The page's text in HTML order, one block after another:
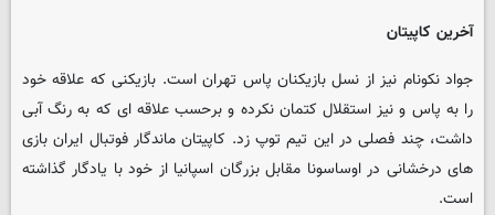
آخرین کاپیتان
جواد نکونام نیز از نسل بازیکنان پاس تهران است. بازیکنی که علاقه خود
را به پاس و نیز استقلال کتمان نکرده و برحسب علاقه ای که به رنگ آبی
داشت، چند فصلی در این تیم توپ زد. کاپیتان ماندگار فوتبال ایران بازی
های درخشانی در اوساسونا مقابل بزرگان اسپانیا از خود با یادگار گذاشته
است.